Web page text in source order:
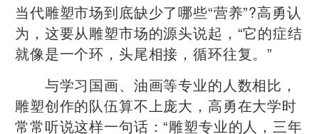
当代雕塑市场到底缺少了哪些“营养”?高勇认
为，这要从雕塑市场的源头说起，“它的症结
就像是一个环，头尾相接，循环往复。”
与学习国画、油画等专业的人数相比，
雕塑创作的队伍算不上庞大，高勇在大学时
常常听说这样一句话：“雕塑专业的人，三年